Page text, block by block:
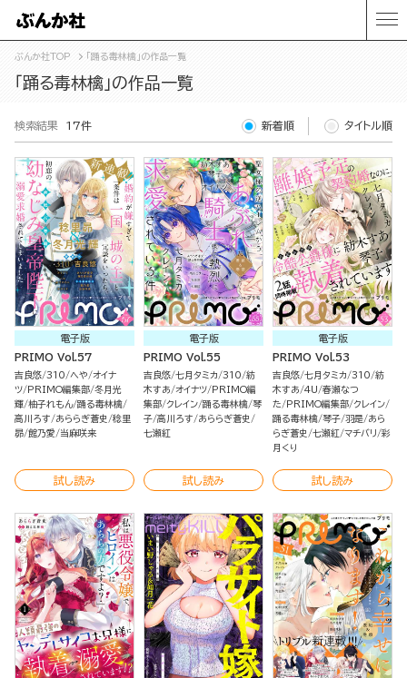
ぶんか社TOP 「踊る毒林檎」の作品一覧
「踊る毒林檎」の作品一覧
検索結果 17件 新着順 タイトル順
電子版
PRIMO Vol.57
吉良悠 310 へや オイナ
ツ
PRIMO編集部 冬月光
輝 柚子れもん 踊る毒林檎
高川ろす
あららぎ蒼史
稔里
昴 館乃愛 当麻咲来
試し読み
電子版
PRIMO Vol.55
吉良悠 七月タミカ 310 紡
木すあ オイナツ
PRIMO編
集部 クレイン 踊る毒林檎 琴
子 高川ろす
あららぎ蒼史
七瀬紅
試し読み
電子版
PRIMO Vol.53
吉良悠 七月タミカ 310 紡
木すあ 4U 春瀬なつ
た
PRIMO編集部 クレイン
踊る毒林檎 琴子 羽是 あら
らぎ蒼史
七瀬紅 マチバリ 彩
月くり
試し読み